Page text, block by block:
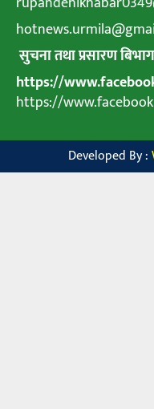
सुचना तथा प्रसारण
https://
https://
Developed By :